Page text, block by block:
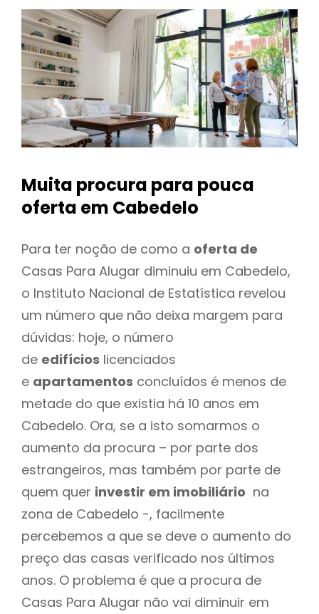
Muita procura para pouca
oferta em Cabedelo
Para ter noção de como a oferta de
Casas Para Alugar diminuiu em Cabedelo,
o Instituto Nacional de Estatística revelou
um número que não deixa margem para
dúvidas: hoje, o número
de edifícios licenciados
e apartamentos concluídos é menos de
metade do que existia há 10 anos em
Cabedelo. Ora, se a isto somarmos o
aumento da procura – por parte dos
estrangeiros, mas também por parte de
quem quer investir em imobiliário na
zona de Cabedelo -, facilmente
percebemos a que se deve o aumento do
preço das casas verificado nos últimos
anos. O problema é que a procura de
Casas Para Alugar não vai diminuir em